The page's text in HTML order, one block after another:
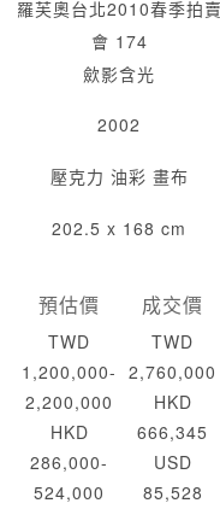
羅芙奧台北2010春季拍
會 174
歛影含光
2002
壓克力 油彩 畫布
202.5 x 168 cm
預估價
TWD
1,200,000-
2,200,000
HKD
286,000-
524,000
成交價
TWD
2,760,000
HKD
666,345
USD
85,528